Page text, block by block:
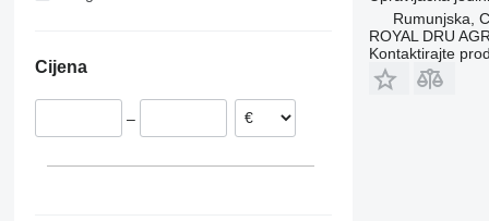
O-series
S-Class
Sprinter
G-series
N-series
Italija
Belgija
Cijena
–
Rumunjska,
ROYAL DRU
Kontaktirajte